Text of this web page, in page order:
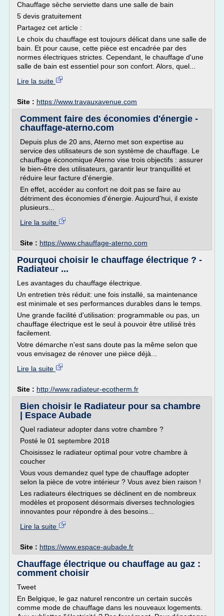
Chauffage sèche serviette dans une salle de bain
5 devis gratuitement
Partagez cet article :
Le choix du chauffage est toujours délicat dans une salle de
bain. Et pour cause, cette pièce est encadrée par des
normes électriques strictes. Cependant, le chauffage d'une
salle de bain est essentiel pour son confort. Alors, quel...
Lire la suite
Site : https://www.travauxavenue.com
Comment faire des économies d'énergie -
chauffage-aterno.com
Depuis plus de 20 ans, Aterno met son expertise au
service des utilisateurs de son système de chauffage. Le
chauffage économique Aterno vise trois objectifs : assurer
le bien-être des utilisateurs, garantir leur tranquillité et
réduire leur facture d'énergie.
En effet, accéder au confort ne doit pas se faire au
détriment des économies d'énergie. Aujourd'hui, il existe
plusieurs...
Lire la suite
Site : https://www.chauffage-aterno.com
Pourquoi choisir le chauffage électrique ? -
Radiateur ...
Les avantages du chauffage électrique.
Un entretien très réduit: une fois installé, sa maintenance
est minimale et ses performances durables dans le temps.
Une grande facilité d'utilisation: programmable ou pas, un
chauffage électrique est le seul à pouvoir être utilisé très
facilement.
Votre démarche n'est sans doute pas la même selon que
vous envisagez de rénover une pièce déjà...
Lire la suite
Site : http://www.radiateur-ecotherm.fr
Bien choisir le Radiateur pour sa chambre
| Espace Aubade
Quel radiateur adopter dans votre chambre ?
Posté le 01 septembre 2018
Choisissez le radiateur optimal pour votre chambre à
coucher
Vous vous demandez quel type de chauffage adopter
selon la pièce de votre intérieur ? Vous avez bien raison !
Les radiateurs électriques se déclinent en de nombreux
modèles et proposent désormais diverses technologies
innovantes pour répondre à des besoins...
Lire la suite
Site : https://www.espace-aubade.fr
Chauffage électrique ou chauffage au gaz :
comment choisir
Tweet
En Belgique, le gaz naturel rencontre un certain succès
comme mode de chauffage dans les nouveaux logements.